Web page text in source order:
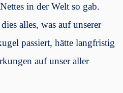
in der Welt so gab.
alles, was auf unserer
passiert, hätte langfristig
auf unser aller